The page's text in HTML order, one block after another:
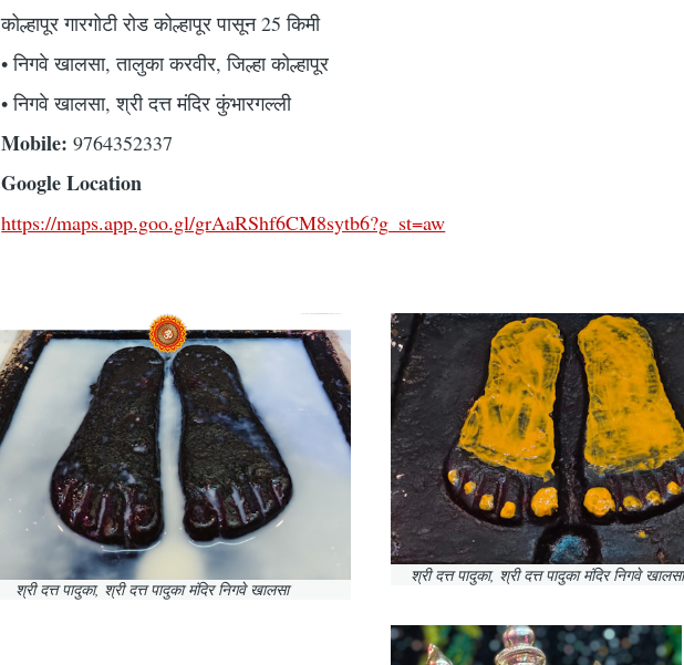
कोल्हापूर गारगोटी रोड कोल्हापूर पासून 25 किमी
• निगवे खालसा, तालुका करवीर, जिल्हा कोल्हापूर
• निगवे खालसा, श्री दत्त मंदिर कुंभारगल्ली
Mobile: 9764352337
Google Location
https://maps.app.goo.gl/grAaRShf6CM8sytb6?g_st=aw
श्री दत्त पादुका, श्री दत्त पादुका मंदिर निगवे खालसा
श्री दत्त पादुका, श्री दत्त पादुका मंदिर निगवे खालसा